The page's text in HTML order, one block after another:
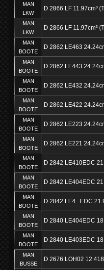
MAN
LKW
D 2866 LF 11.97cm³
MAN
LKW
D 2866 LF 11.97cm³
MAN
BOOTE
D 2862 LE463
MAN
BOOTE
D 2862 LE443
MAN
BOOTE
D 2862 LE432
MAN
BOOTE
D 2862 LE422
MAN
BOOTE
D 2862 LE223
MAN
BOOTE
D 2862 LE221
MAN
BOOTE
D 2842 LE410EDC
MAN
BOOTE
D 2842 LE404EDC
MAN
BOOTE
D 2842 LE4...EDC
MAN
BOOTE
D 2840 LE404EDC
MAN
BOOTE
D 2840 LE403EDC
MAN
BUSSE
D 2676 LOH02